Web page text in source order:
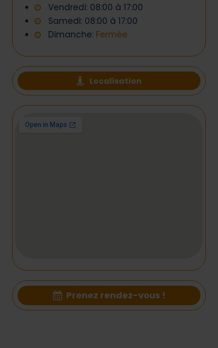
Vendredi: 08:00 à 17:00
Samedi: 08:00 à 17:00
Dimanche: Fermée
Localisation
Prenez rendez-vous !